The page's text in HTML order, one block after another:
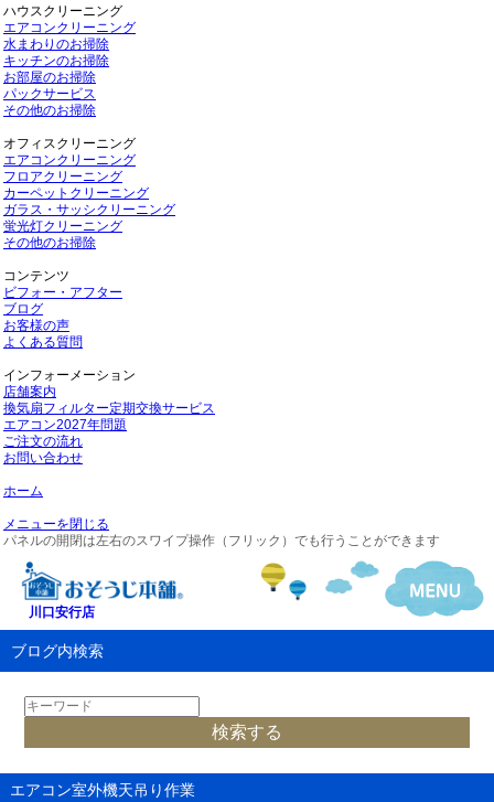
ハウスクリーニング
エアコンクリーニング
水まわりのお掃除
キッチンのお掃除
お部屋のお掃除
パックサービス
その他のお掃除
オフィスクリーニング
エアコンクリーニング
フロアクリーニング
カーペットクリーニング
ガラス・サッシクリーニング
蛍光灯クリーニング
その他のお掃除
コンテンツ
ビフォー・アフター
ブログ
お客様の声
よくある質問
インフォーメーション
店舗案内
換気扇フィルター定期交換サービス
エアコン2027年問題
ご注文の流れ
お問い合わせ
ホーム
メニューを閉じる
パネルの開閉は左右のスワイプ操作（フリック）でも行うことができます
川口安行店
ブログ内検索
エアコン室外機天吊り作業